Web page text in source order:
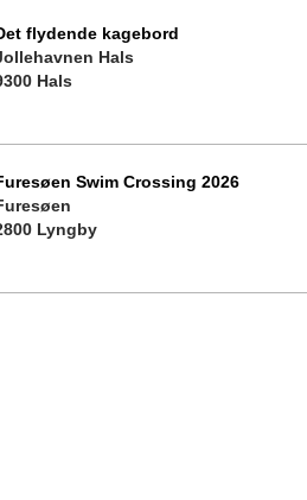
flydende kagebord
Hals
Hals
Swim Crossing 2026
Lyngby